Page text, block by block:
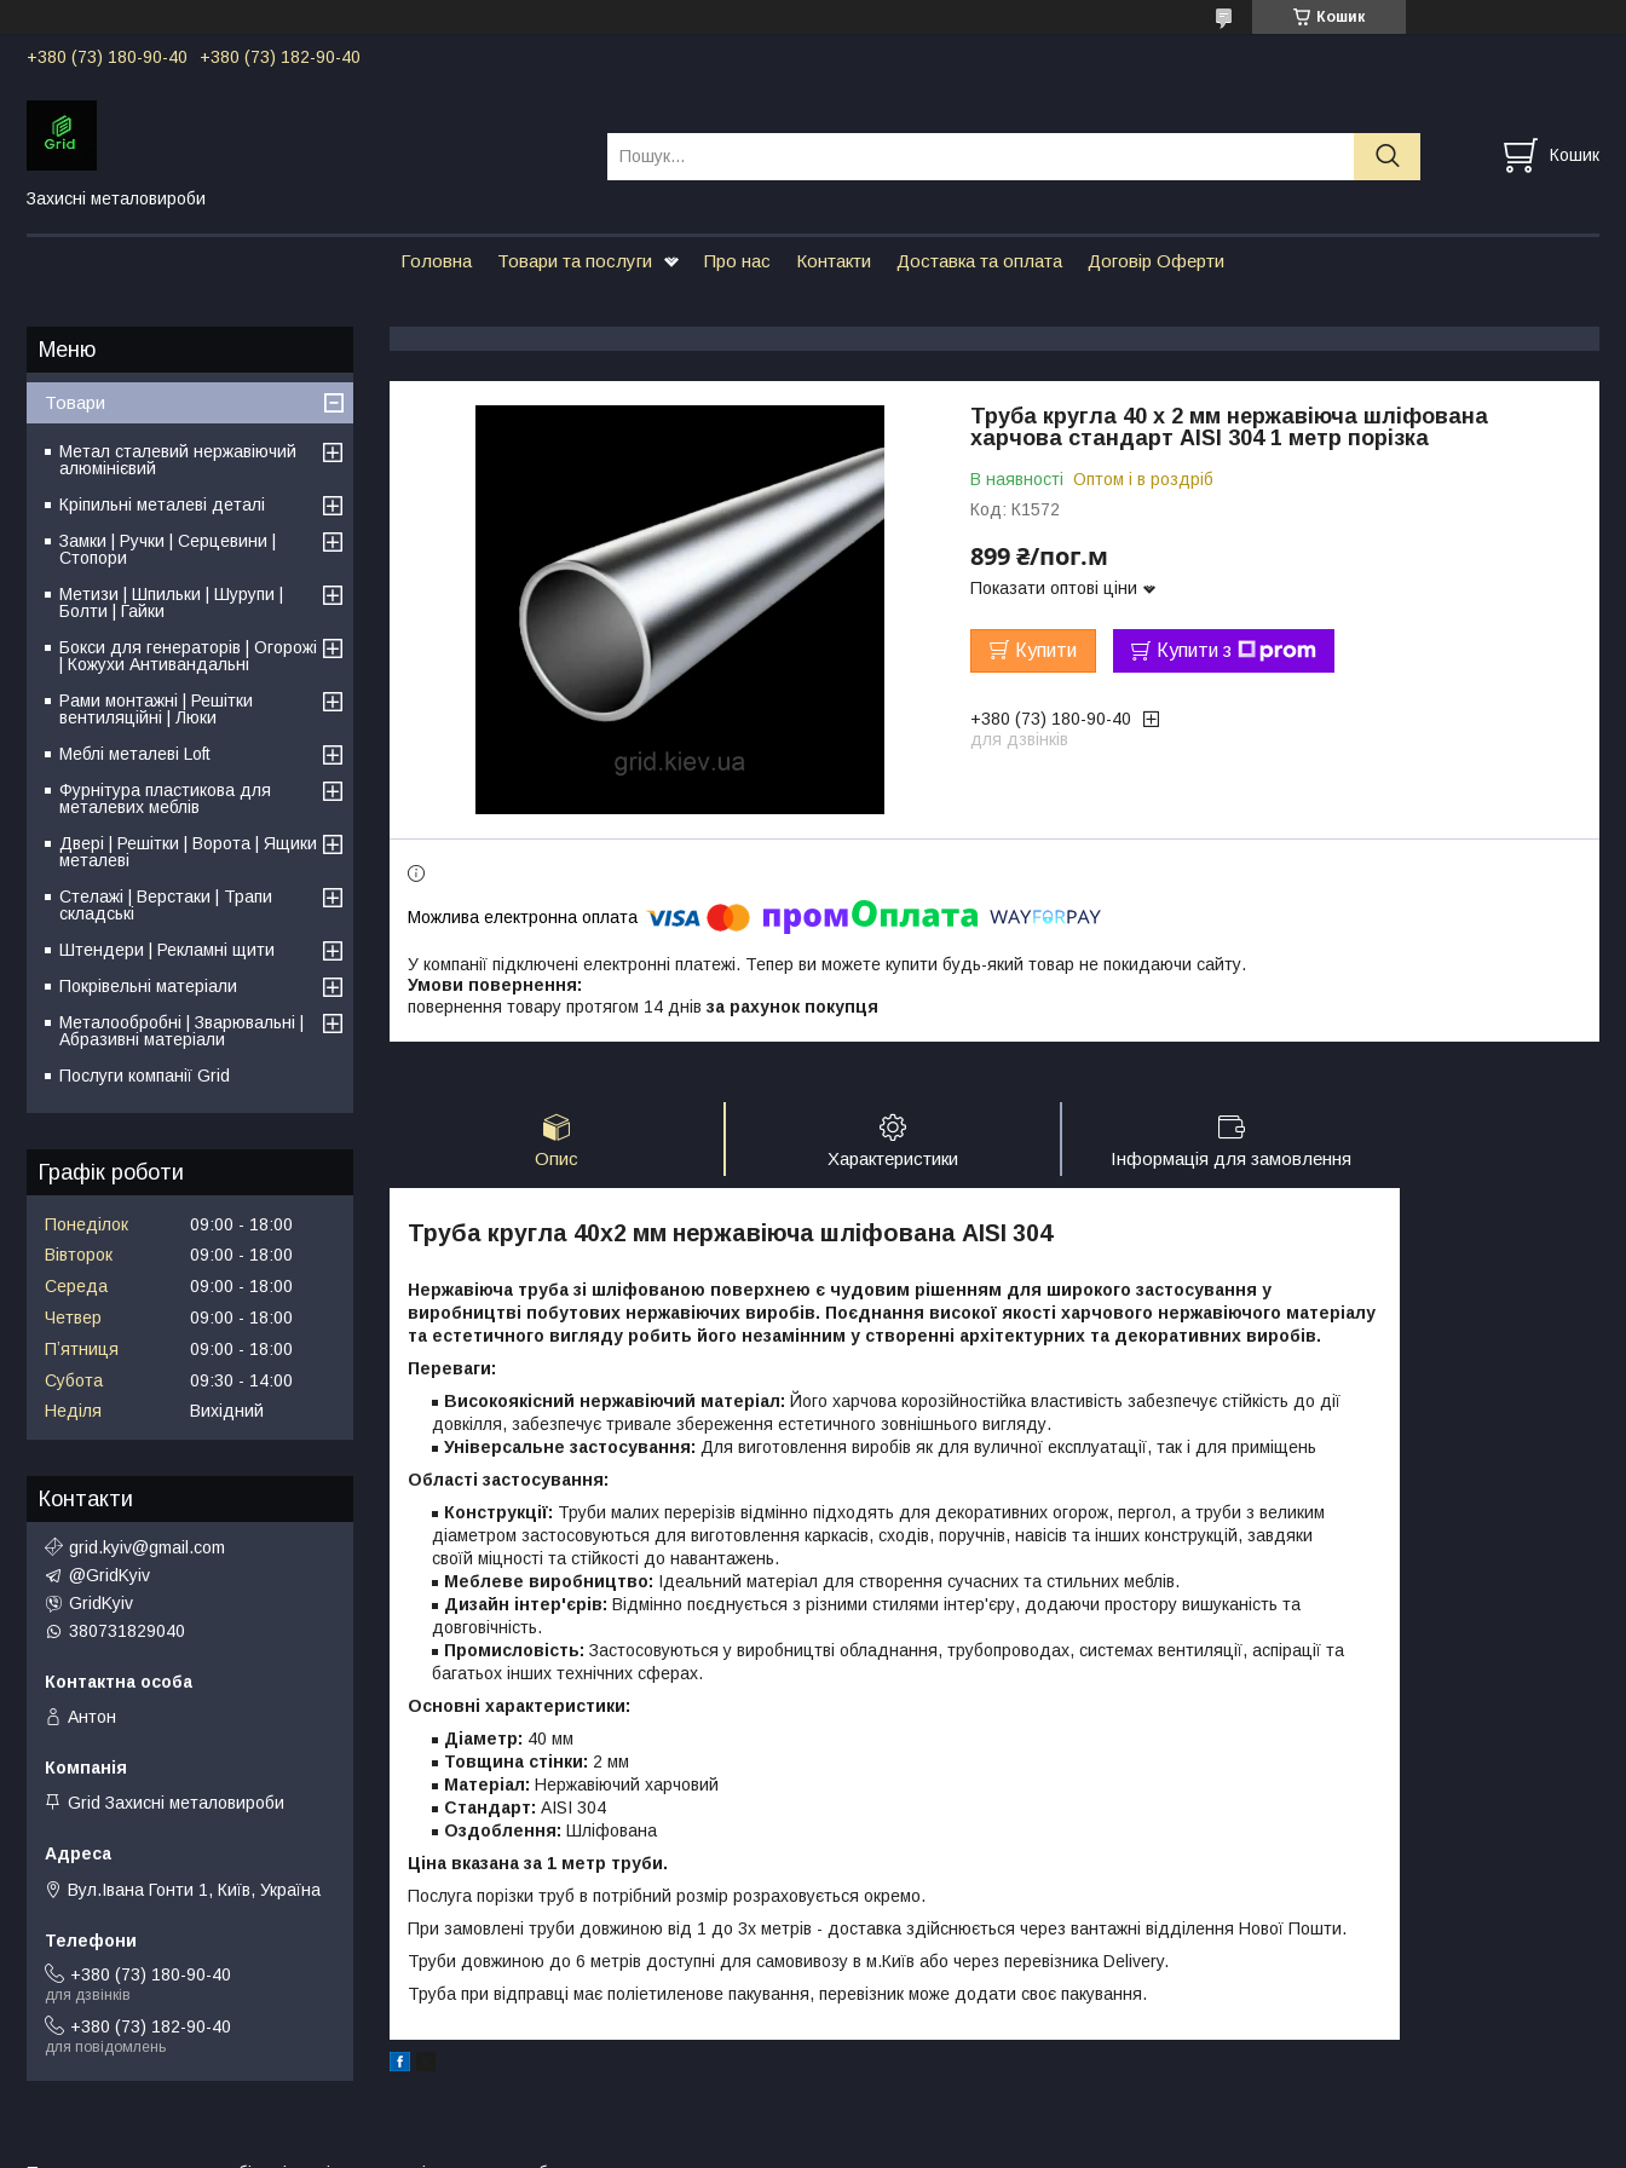
Кошик
+380 (73) 180-90-40 +380 (73) 182-90-40
Захисні металовироби
Кошик
Головна Товари та послуги Про нас Контакти Доставка та оплата Договір Оферти
Труба кругла 40 х 2 мм нержавіюча шліфована
харчова стандарт AISI 304 1 метр порізка
В наявності Оптом і в роздріб
Код: К1572
899 ₴/пог.м
Показати оптові ціни
Купити Купити з
+380 (73) 180-90-40
для дзвінків
У компанії підключені електронні платежі. Тепер ви можете купити будь-який товар не покидаючи сайту.
повернення товару протягом 14 днів за рахунок покупця
Опис Характеристики Інформація для замовлення
Труба кругла 40х2 мм нержавіюча шліфована AISI 304
Нержавіюча труба зі шліфованою поверхнею є чудовим рішенням для широкого застосування у
виробництві побутових нержавіючих виробів. Поєднання високої якості харчового нержавіючого матеріалу
та естетичного вигляду робить його незамінним у створенні архітектурних та декоративних виробів.
Переваги:
Високоякісний нержавіючий матеріал: Його харчова корозійностійка властивість забезпечує стійкість до дії
довкілля, забезпечує тривале збереження естетичного зовнішнього вигляду.
Універсальне застосування: Для виготовлення виробів як для вуличної експлуатації, так і для приміщень
Області застосування:
Конструкції: Труби малих перерізів відмінно підходять для декоративних огорож, пергол, а труби з великим
діаметром застосовуються для виготовлення каркасів, сходів, поручнів, навісів та інших конструкцій, завдяки
своїй міцності та стійкості до навантажень.
Меблеве виробництво: Ідеальний матеріал для створення сучасних та стильних меблів.
Дизайн інтер'єрів: Відмінно поєднується з різними стилями інтер'єру, додаючи простору вишуканість та
довговічність.
Промисловість: Застосовуються у виробництві обладнання, трубопроводах, системах вентиляції, аспірації та
багатьох інших технічних сферах.
Основні характеристики:
Діаметр: 40 мм
Товщина стінки: 2 мм
Матеріал: Нержавіючий харчовий
Стандарт: AISI 304
Оздоблення: Шліфована
Ціна вказана за 1 метр труби.
Послуга порізки труб в потрібний розмір розраховується окремо.
При замовлені труби довжиною від 1 до 3х метрів - доставка здійснюється через вантажні відділення Нової Пошти.
Труби довжиною до 6 метрів доступні для самовивозу в м.Київ або через перевізника Delivery.
Труба при відправці має поліетиленове пакування, перевізник може додати своє пакування.
Товари
Метал сталевий нержавіючий
алюмінієвий
Кріпильні металеві деталі
Замки | Ручки | Серцевини |
Стопори
Метизи | Шпильки | Шурупи |
Болти | Гайки
Бокси для генераторів | Огорожі
| Кожухи Антивандальні
Рами монтажні | Решітки
вентиляційні | Люки
Меблі металеві Loft
Фурнітура пластикова для
металевих меблів
Двері | Решітки | Ворота | Ящики
металеві
Стелажі | Верстаки | Трапи
складські
Штендери | Рекламні щити
Покрівельні матеріали
Металообробні | Зварювальні |
Абразивні матеріали
Послуги компанії Grid
Графік роботи
Понеділок 09:00
18:00
Вівторок
09:00
18:00
Середа
09:00
18:00
Четвер
09:00
18:00
Пʼятниця
09:00
18:00
Субота
09:30
14:00
Неділя
Вихідний
Контакти
grid.kyiv@gmail.com
@GridKyiv
GridKyiv
380731829040
Антон
Grid Захисні металовироби
Вул.Івана Гонти 1, Київ, Україна
+380 (73) 180-90-40
для дзвінків
+380 (73) 182-90-40
для повідомлень